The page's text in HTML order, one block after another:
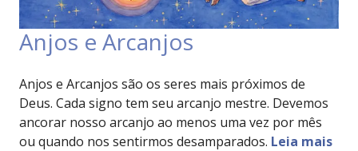
Anjos e Arcanjos
Anjos e Arcanjos são os seres mais próximos de
Deus. Cada signo tem seu arcanjo mestre. Devemos
ancorar nosso arcanjo ao menos uma vez por mês
ou quando nos sentirmos desamparados. Leia mais